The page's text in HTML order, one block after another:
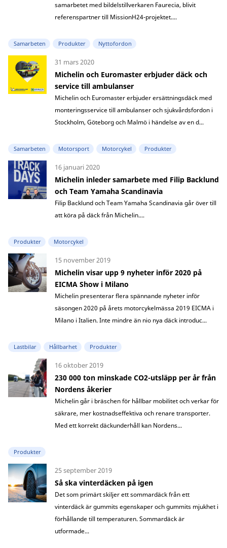
samarbetet med bildelstillverkaren Faurecia, blivit
referenspartner till MissionH24-projektet....
Samarbeten Produkter Nyttofordon
31 mars 2020
Michelin och Euromaster erbjuder däck och
service till ambulanser
Michelin och Euromaster erbjuder ersättningsdäck med
monteringsservice till ambulanser och sjukvårdsfordon i
Stockholm, Göteborg och Malmö i händelse av en d...
Samarbeten Motorsport Motorcykel Produkter
16 januari 2020
Michelin inleder samarbete med Filip Backlund
och Team Yamaha Scandinavia
Filip Backlund och Team Yamaha Scandinavia går över till
att köra på däck från Michelin....
Produkter Motorcykel
15 november 2019
Michelin visar upp 9 nyheter inför 2020 på
EICMA Show i Milano
Michelin presenterar flera spännande nyheter inför
säsongen 2020 på årets motorcykelmässa 2019 EICMA i
Milano i Italien. Inte mindre än nio nya däck introduc...
Lastbilar Hållbarhet Produkter
16 oktober 2019
230 000 ton minskade CO2-utsläpp per år från
Nordens åkerier
Michelin går i bräschen för hållbar mobilitet och verkar för
säkrare, mer kostnadseffektiva och renare transporter.
Med ett korrekt däckunderhåll kan Nordens...
Produkter
25 september 2019
Så ska vinterdäcken på igen
Det som primärt skiljer ett sommardäck från ett
vinterdäck är gummits egenskaper och gummits mjukhet i
förhållande till temperaturen. Sommardäck är
utformade...